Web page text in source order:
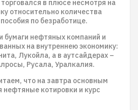
в плюсе несмотря на
относительно количества
по безработице.
бумаги нефтяных компаний и
на внутреннею экономику:
Лукойла, а в аутсайдерах –
Русала, Уралкалия.
что на завтра основным
нефтяные котировки и курс